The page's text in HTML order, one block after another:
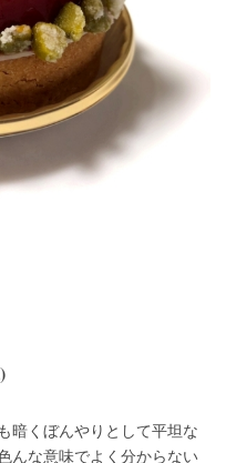
暗くぼんやりとして平坦な
んな意味でよく分からない